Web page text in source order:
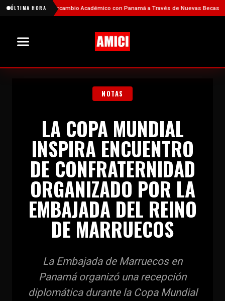
ÚLTIMA HORA
el Intercambio Académico con Panamá a Través de Nuevas Becas
NOTAS
LA COPA MUNDIAL
INSPIRA ENCUENTRO
DE CONFRATERNIDAD
ORGANIZADO POR LA
EMBAJADA DEL REINO
DE MARRUECOS
La Embajada de Marruecos en
Panamá organizó una recepción
diplomática durante la Copa Mundial